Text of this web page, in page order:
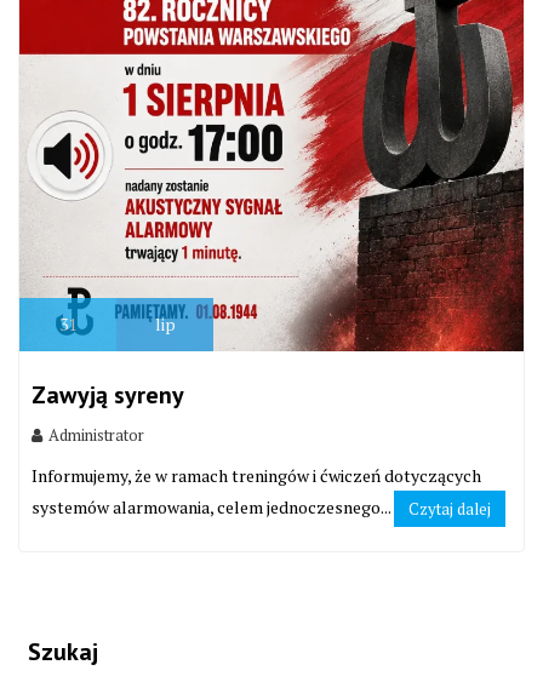
31 lip
Zawyją syreny
Administrator
Informujemy, że w ramach treningów i ćwiczeń dotyczących
systemów alarmowania, celem jednoczesnego...
Czytaj dalej
Szukaj